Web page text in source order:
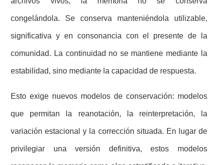
congelándola. Se conserva manteniéndola utilizable,
significativa y en consonancia con el presente de la
comunidad. La continuidad no se mantiene mediante la
estabilidad, sino mediante la capacidad de respuesta.
Esto exige nuevos modelos de conservación: modelos
que permitan la reanotación, la reinterpretación, la
variación estacional y la corrección situada. En lugar de
privilegiar una versión definitiva, estos modelos